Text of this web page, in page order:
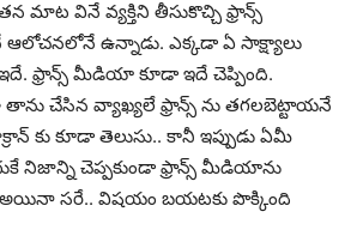
మాట వినే వ్యక్తిని తీసుకొచ్చి ఫ్రాన్స్
ఆలోచనలోనే ఉన్నాడు. ఎక్కడా ఏ సాక్ష్యాలు
ఫ్రాన్స్ మీడియా కూడా ఇదే చెప్పింది.
చేసిన వ్యాఖ్యలే ఫ్రాన్స్ ను తగలబెట్టాయనే
కు కూడా తెలుసు.. కానీ ఇప్పుడు ఏమీ
నిజాన్ని చెప్పకుండా ఫ్రాన్స్ మీడియాను
అయినా సరే.. విషయం బయటకు పొక్కింది